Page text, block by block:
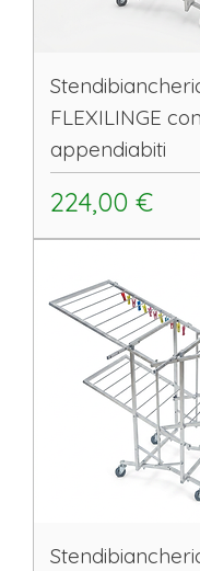
FLEXILINGE
appendiabiti
Prezzo
224,00 €